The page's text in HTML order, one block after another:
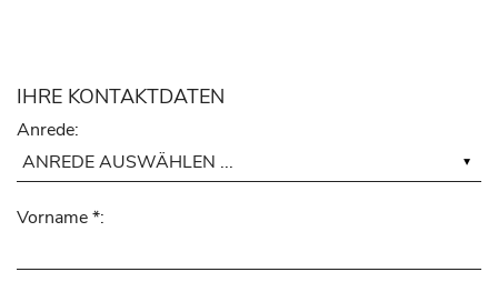
IHRE KONTAKTDATEN
Anrede:
Vorname *: